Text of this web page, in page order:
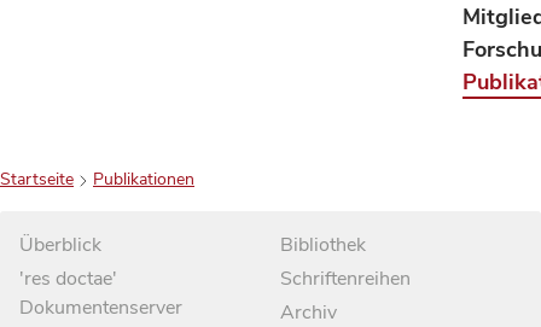
Startseite Publikationen
Überblick
'res doctae'
Dokumentenserver
Bibliothek
Schriftenreihen
Archiv